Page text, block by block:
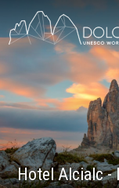
Hotel Alcialc -